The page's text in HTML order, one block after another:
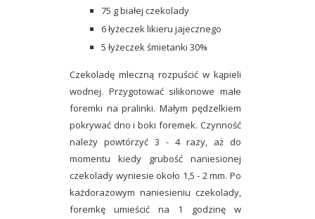
75 g białej czekolady
6 łyżeczek likieru jajecznego
5 łyżeczek śmietanki 30%
Czekoladę mleczną rozpuścić w kąpieli
wodnej. Przygotować silikonowe małe
foremki na pralinki. Małym pędzelkiem
pokrywać dno i boki foremek. Czynność
należy powtórzyć 3 - 4 razy, aż do
momentu kiedy grubość naniesionej
czekolady wyniesie około 1,5 - 2 mm. Po
każdorazowym naniesieniu czekolady,
foremkę umieścić na 1 godzinę w